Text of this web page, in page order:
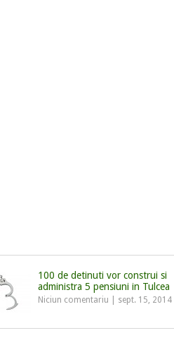
100 de detinuti vor construi si
administra 5 pensiuni in Tulcea
Niciun comentariu sept. 15, 2014